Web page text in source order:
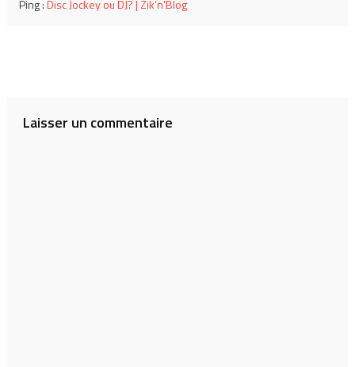
Ping :Disc Jockey ou DJ? | Zik’n'Blog
Laisser un commentaire